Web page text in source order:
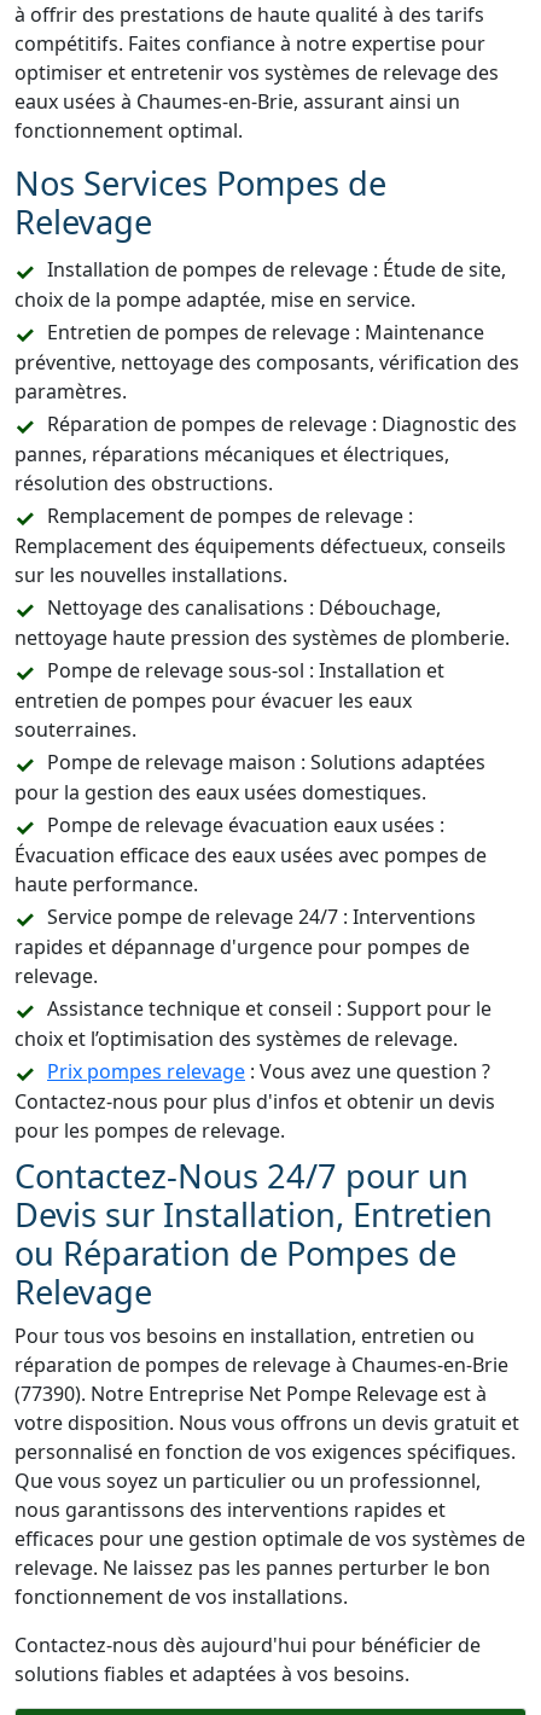
à offrir des prestations de haute qualité à des tarifs
compétitifs. Faites confiance à notre expertise pour
optimiser et entretenir vos systèmes de relevage des
eaux usées à Chaumes-en-Brie, assurant ainsi un
fonctionnement optimal.
Nos Services Pompes de
Relevage
Installation de pompes de relevage : Étude de site,
choix de la pompe adaptée, mise en service.
Entretien de pompes de relevage : Maintenance
préventive, nettoyage des composants, vérification des
paramètres.
Réparation de pompes de relevage : Diagnostic des
pannes, réparations mécaniques et électriques,
résolution des obstructions.
Remplacement de pompes de relevage :
Remplacement des équipements défectueux, conseils
sur les nouvelles installations.
Nettoyage des canalisations : Débouchage,
nettoyage haute pression des systèmes de plomberie.
Pompe de relevage sous-sol : Installation et
entretien de pompes pour évacuer les eaux
souterraines.
Pompe de relevage maison : Solutions adaptées
pour la gestion des eaux usées domestiques.
Pompe de relevage évacuation eaux usées :
Évacuation efficace des eaux usées avec pompes de
haute performance.
Service pompe de relevage 24/7 : Interventions
rapides et dépannage d'urgence pour pompes de
relevage.
Assistance technique et conseil : Support pour le
choix et l’optimisation des systèmes de relevage.
Prix pompes relevage : Vous avez une question ?
Contactez-nous pour plus d'infos et obtenir un devis
pour les pompes de relevage.
Contactez-Nous 24/7 pour un
Devis sur Installation, Entretien
ou Réparation de Pompes de
Relevage
Pour tous vos besoins en installation, entretien ou
réparation de pompes de relevage à Chaumes-en-Brie
(77390). Notre Entreprise Net Pompe Relevage est à
votre disposition. Nous vous offrons un devis gratuit et
personnalisé en fonction de vos exigences spécifiques.
Que vous soyez un particulier ou un professionnel,
nous garantissons des interventions rapides et
efficaces pour une gestion optimale de vos systèmes de
relevage. Ne laissez pas les pannes perturber le bon
fonctionnement de vos installations.
Contactez-nous dès aujourd'hui pour bénéficier de
solutions fiables et adaptées à vos besoins.